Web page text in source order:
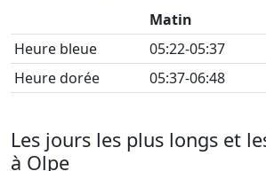
Matin
Heure bleue
05:22-05:37
Heure dorée
05:37-06:48
Les jours les plus longs et
à Olpe